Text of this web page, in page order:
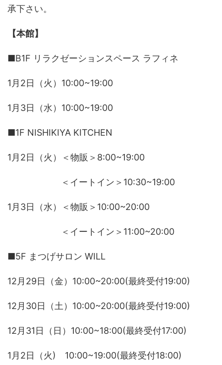
承下さい。
【本館】
■B1F リラクゼーションスペース ラフィネ
1月2日（火）10:00~19:00
1月3日（水）10:00~19:00
■1F NISHIKIYA KITCHEN
1月2日（火）＜物販＞8:00~19:00
＜イートイン＞10:30~19:00
1月3日（水）＜物販＞10:00~20:00
＜イートイン＞11:00~20:00
■5F まつげサロン WILL
12月29日（金）10:00~20:00(最終受付19:00)
12月30日（土）10:00~20:00(最終受付19:00)
12月31日（日）10:00~18:00(最終受付17:00)
1月2日（火) 10:00~19:00(最終受付18:00)